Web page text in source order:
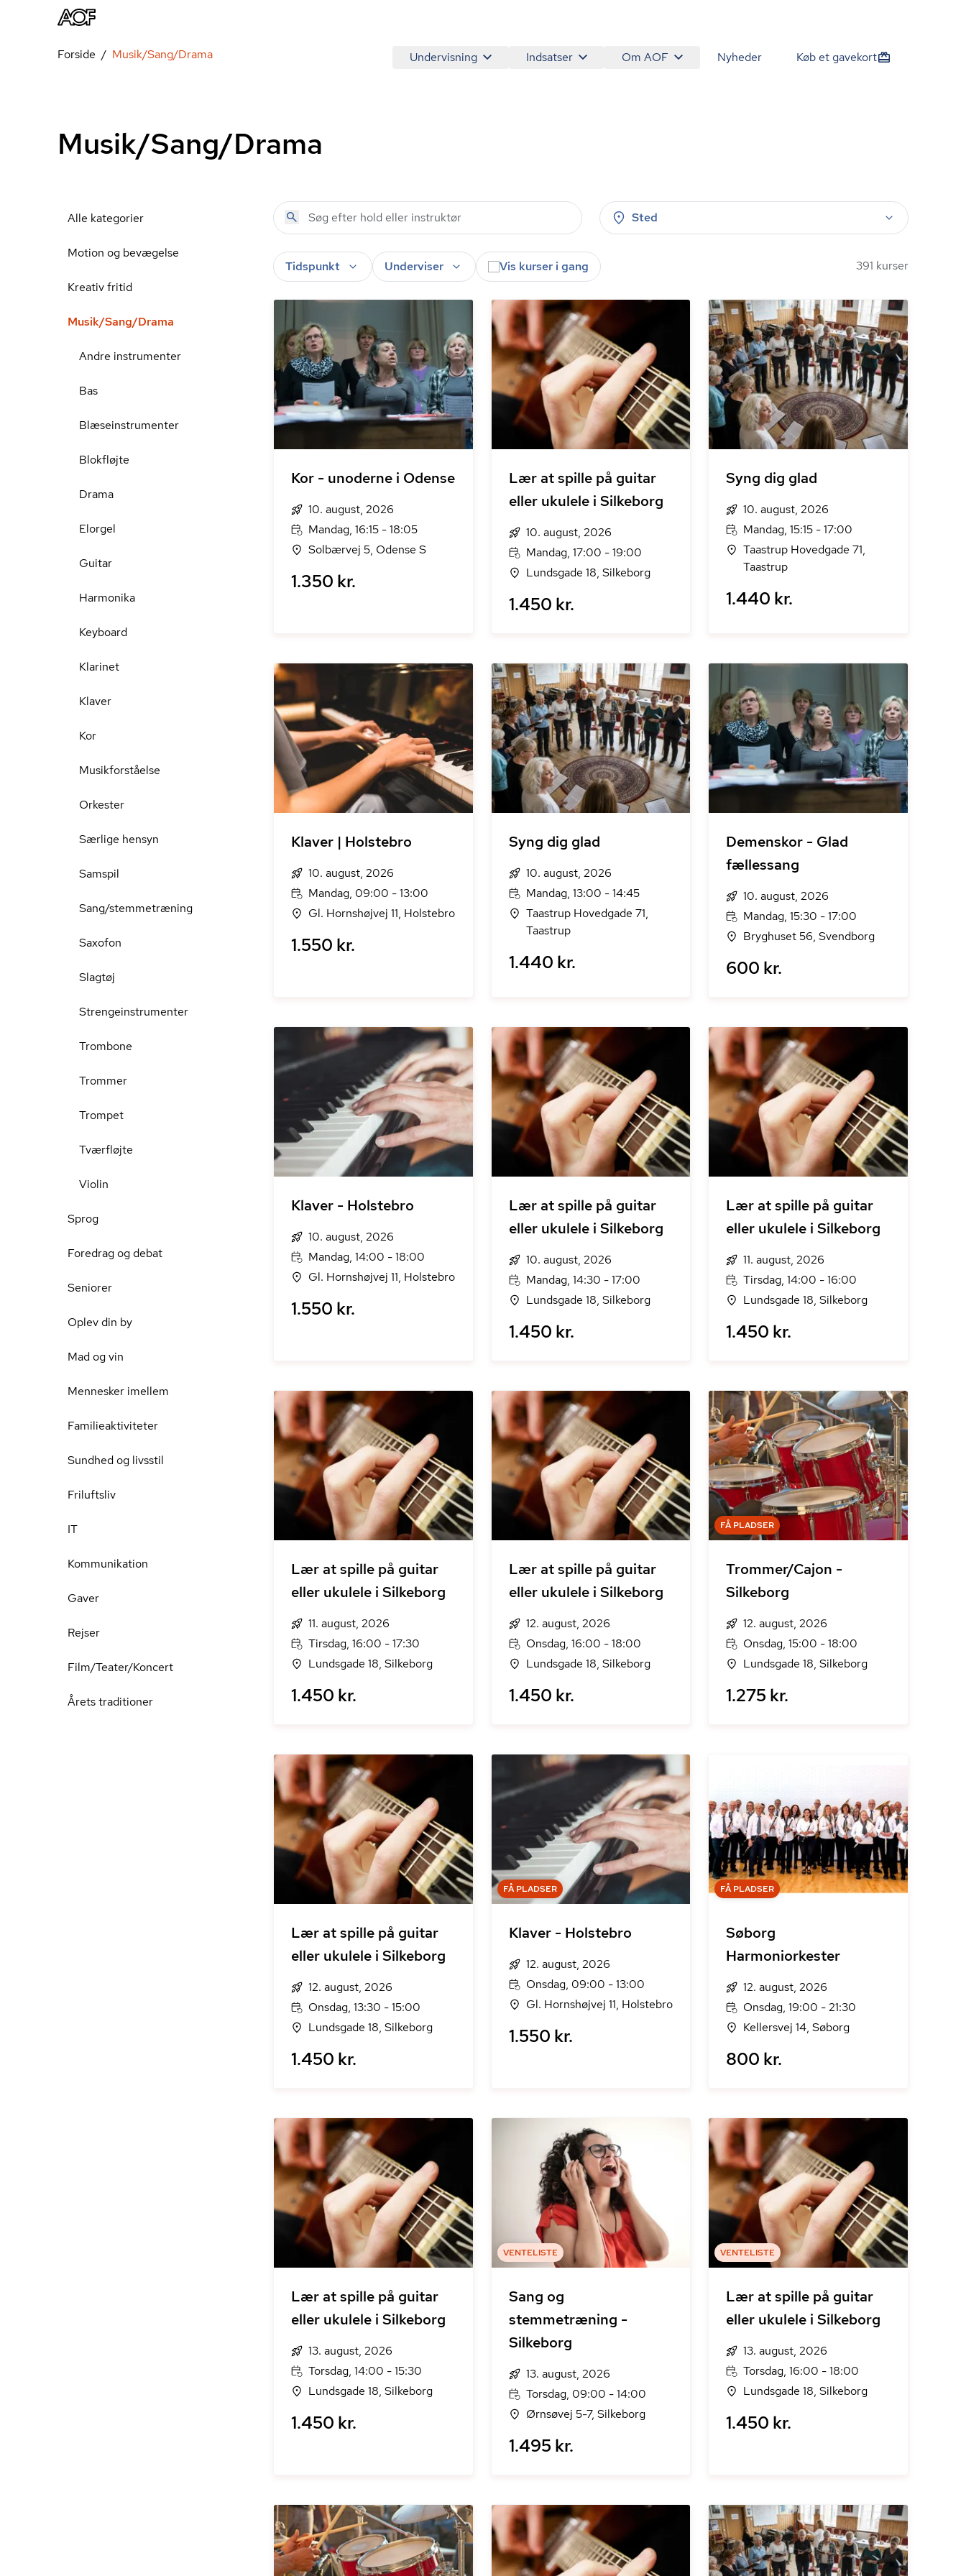
Undervisning Indsatser Om AOF Nyheder Køb et gavekort
Forside Musik/Sang/Drama
Musik/Sang/Drama
Alle kategorier
Motion og bevægelse
Kreativ fritid
Musik/Sang/Drama
Andre instrumenter
Bas
Blæseinstrumenter
Blokfløjte
Drama
Elorgel
Guitar
Harmonika
Keyboard
Klarinet
Klaver
Kor
Musikforståelse
Orkester
Særlige hensyn
Samspil
Sang/stemmetræning
Saxofon
Slagtøj
Strengeinstrumenter
Trombone
Trommer
Trompet
Tværfløjte
Violin
Sprog
Foredrag og debat
Seniorer
Oplev din by
Mad og vin
Mennesker imellem
Familieaktiviteter
Sundhed og livsstil
Friluftsliv
IT
Kommunikation
Gaver
Rejser
Film/Teater/Koncert
Årets traditioner
Sted
Tidspunkt Underviser Vis kurser i gang 391 kurser
Kor - unoderne i Odense
10. august, 2026
Mandag, 16:15 - 18:05
Solbærvej 5, Odense S
1.350 kr.
Lær at spille på guitar
eller ukulele i Silkeborg
10. august, 2026
Mandag, 17:00 - 19:00
Lundsgade 18, Silkeborg
1.450 kr.
Syng dig glad
10. august, 2026
Mandag, 15:15 - 17:00
Taastrup Hovedgade 71,
Taastrup
1.440 kr.
Klaver | Holstebro
10. august, 2026
Mandag, 09:00 - 13:00
Gl. Hornshøjvej 11, Holstebro
1.550 kr.
Syng dig glad
10. august, 2026
Mandag, 13:00 - 14:45
Taastrup Hovedgade 71,
Taastrup
1.440 kr.
Demenskor - Glad
fællessang
10. august, 2026
Mandag, 15:30 - 17:00
Bryghuset 56, Svendborg
600 kr.
Klaver - Holstebro
10. august, 2026
Mandag, 14:00 - 18:00
Gl. Hornshøjvej 11, Holstebro
1.550 kr.
Lær at spille på guitar
eller ukulele i Silkeborg
10. august, 2026
Mandag, 14:30 - 17:00
Lundsgade 18, Silkeborg
1.450 kr.
Lær at spille på guitar
eller ukulele i Silkeborg
11. august, 2026
Tirsdag, 14:00 - 16:00
Lundsgade 18, Silkeborg
1.450 kr.
Lær at spille på guitar
eller ukulele i Silkeborg
11. august, 2026
Tirsdag, 16:00 - 17:30
Lundsgade 18, Silkeborg
1.450 kr.
Lær at spille på guitar
eller ukulele i Silkeborg
12. august, 2026
Onsdag, 16:00 - 18:00
Lundsgade 18, Silkeborg
1.450 kr.
FÅ PLADSER
Trommer/Cajon -
Silkeborg
12. august, 2026
Onsdag, 15:00 - 18:00
Lundsgade 18, Silkeborg
1.275 kr.
Lær at spille på guitar
eller ukulele i Silkeborg
12. august, 2026
Onsdag, 13:30 - 15:00
Lundsgade 18, Silkeborg
1.450 kr.
FÅ PLADSER
Klaver - Holstebro
12. august, 2026
Onsdag, 09:00 - 13:00
Gl. Hornshøjvej 11, Holstebro
1.550 kr.
FÅ PLADSER
Søborg
Harmoniorkester
12. august, 2026
Onsdag, 19:00 - 21:30
Kellersvej 14, Søborg
800 kr.
Lær at spille på guitar
eller ukulele i Silkeborg
13. august, 2026
Torsdag, 14:00 - 15:30
Lundsgade 18, Silkeborg
1.450 kr.
VENTELISTE
Sang og
stemmetræning -
Silkeborg
13. august, 2026
Torsdag, 09:00 - 14:00
Ørnsøvej 5-7, Silkeborg
1.495 kr.
VENTELISTE
Lær at spille på guitar
eller ukulele i Silkeborg
13. august, 2026
Torsdag, 16:00 - 18:00
Lundsgade 18, Silkeborg
1.450 kr.